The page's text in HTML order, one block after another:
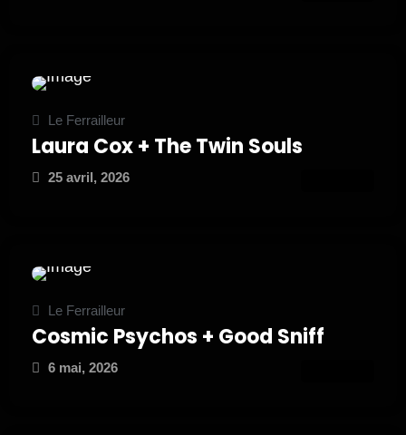
Le Ferrailleur
Laura Cox + The Twin Souls
25 avril, 2026
Le Ferrailleur
Cosmic Psychos + Good Sniff
6 mai, 2026